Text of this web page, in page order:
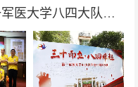
三十而立，八四雄起｜记第一军医大学八四大队毕业30周年庆典